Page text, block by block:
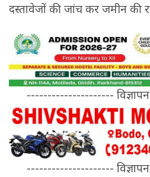
दस्तावेजों की जांच कर जमीन की
---------------------
---------------------